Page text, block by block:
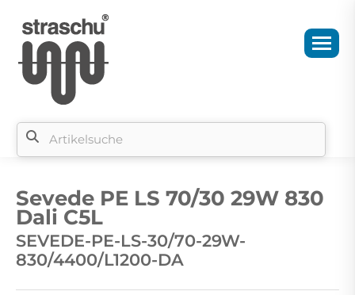
Sevede PE LS 70/30 29W 830
Dali C5L
SEVEDE-PE-LS-30/70-29W-
830/4400/L1200-DA